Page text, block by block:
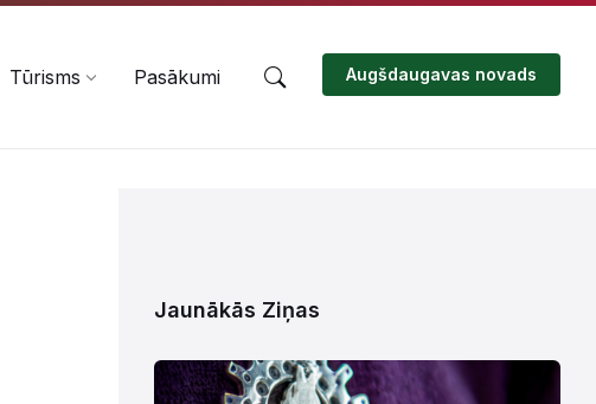
Tūrisms Pasākumi Augšdaugavas novads
Jaunākās Ziņas